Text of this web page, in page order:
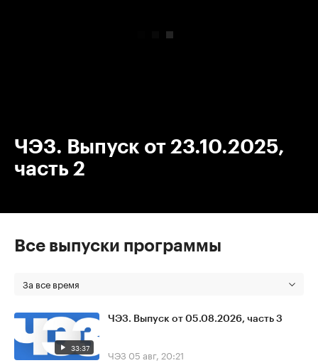
ЧЭЗ. Выпуск от 23.10.2025,
часть 2
Все выпуски программы
За все время
33:37
ЧЭЗ. Выпуск от 05.08.2026, часть 3
ЧЭЗ 05 авг, 20:21